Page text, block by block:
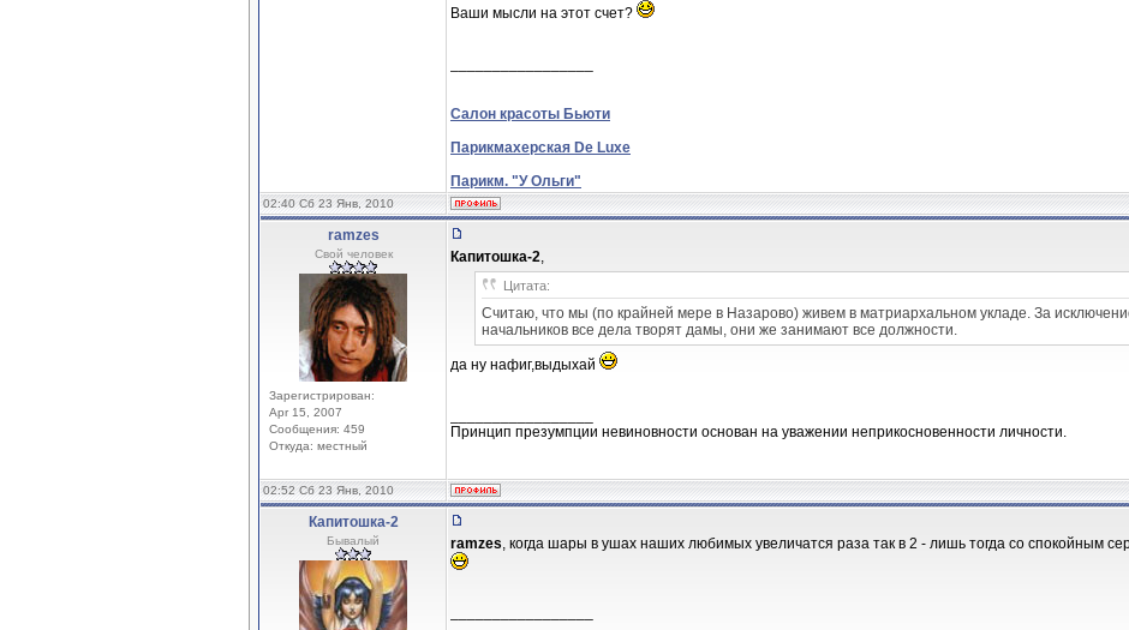
Ваши мысли на этот счет?
Салон красоты Бьюти
Парикмахерская De Luxe
Парикм. "У Ольги"
02:40 Сб 23 Янв, 2010
ramzes
Свой человек
Зарегистрирован:
Apr 15, 2007
Сообщения: 459
Откуда: местный
Капитошка-2,
Цитата:
Считаю, что мы (по крайней мере в Назарово) живем в матриархальном укладе. За
начальников все дела творят дамы, они же занимают все должности.
да ну нафиг,выдыхай
Принцип презумпции невиновности основан на уважении неприкосновенности личности.
02:52 Сб 23 Янв, 2010
Капитошка-2
Бывалый ramzes, когда шары в ушах наших любимых увеличатся раза так в 2 - лишь тогда со спокойным